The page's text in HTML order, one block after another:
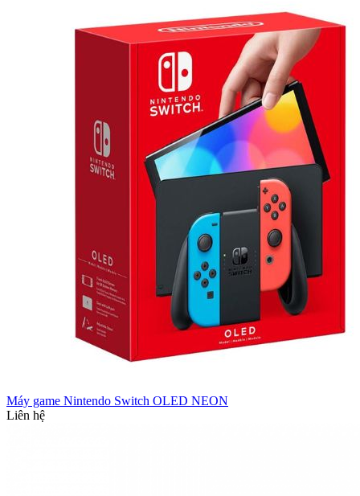
Máy game Nintendo Switch OLED NEON
Liên hệ